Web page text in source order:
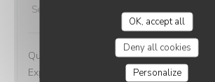
OK, accept all
Deny all cookies
Personalize
Service
Ambiance:5/5 Food:5/5
Qualité des plats Accueil chaleureux du
Explications de chaque plat et vin